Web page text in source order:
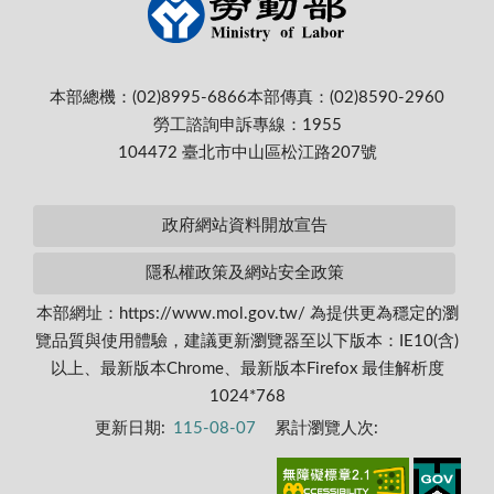
本部總機：(02)8995-6866本部傳真：(02)8590-2960
勞工諮詢申訴專線：1955
104472 臺北市中山區松江路207號
政府網站資料開放宣告
隱私權政策及網站安全政策
本部網址：https://www.mol.gov.tw/ 為提供更為穩定的瀏
覽品質與使用體驗，建議更新瀏覽器至以下版本：IE10(含)
以上、最新版本Chrome、最新版本Firefox 最佳解析度
1024*768
更新日期: 115-08-07 累計瀏覽人次: